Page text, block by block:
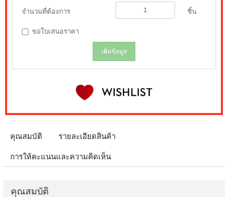
จำนวนที่ต้องการ ชิ้น
ขอใบเสนอราคา
เพิ่มข้อมูล
คุณสมบัติ รายละเอียดสินค้า
การให้คะแนนและความคิดเห็น
คุณสมบัติ